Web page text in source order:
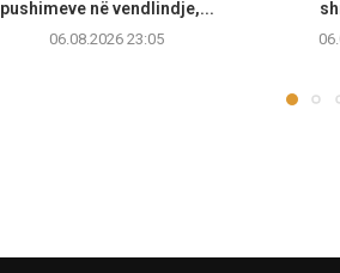
pushimeve në vendlindje,...
06.08.2026 23:05